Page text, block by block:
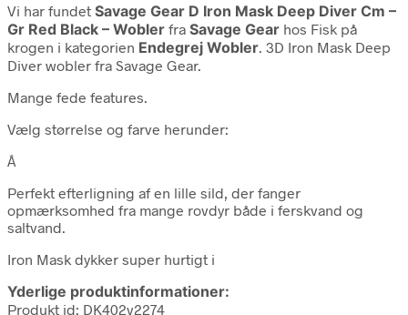
Vi har fundet Savage Gear D Iron Mask Deep Diver Cm –
Gr Red Black – Wobler fra Savage Gear hos Fisk på
krogen i kategorien Endegrej Wobler. 3D Iron Mask Deep
Diver wobler fra Savage Gear.
Mange fede features.
Vælg størrelse og farve herunder:
Â
Perfekt efterligning af en lille sild, der fanger
opmærksomhed fra mange rovdyr både i ferskvand og
saltvand.
Iron Mask dykker super hurtigt i
Yderlige produktinformationer:
Produkt id: DK402v2274